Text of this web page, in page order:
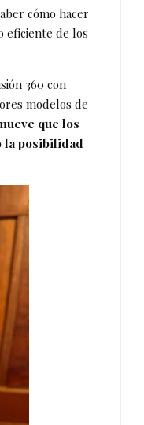
cómo hacer
eficiente de los
360 con
modelos de
que los
la posibilidad